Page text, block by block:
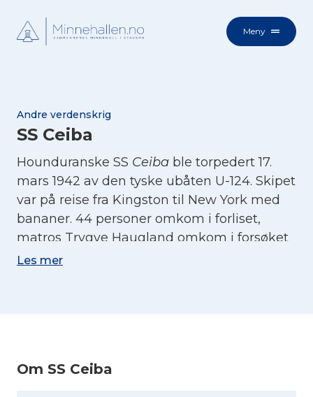
Meny
Andre verdenskrig
SS Ceiba
Hounduranske SS Ceiba ble torpedert 17.
mars 1942 av den tyske ubåten U-124. Skipet
var på reise fra Kingston til New York med
bananer. 44 personer omkom i forliset,
matros Trygve Haugland omkom i forsøket
på å redde en seks år gammel gutt. 6
Les mer
Om SS Ceiba